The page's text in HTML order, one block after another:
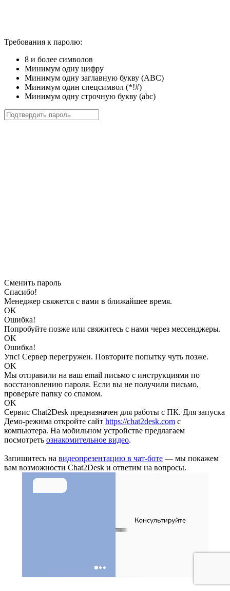
Требования к паролю:
8 и более символов
Минимум одну цифру
Минимум одну заглавную букву (ABC)
Минимум один спецсимвол (*!#)
Минимум одну строчную букву (abc)
Сменить пароль
Спасибо!
Менеджер свяжется с вами в ближайшее время.
OK
Ошибка!
Попробуйте позже или свяжитесь с нами через мессенджеры.
OK
Ошибка!
Упс! Сервер перегружен. Повторите попытку чуть позже.
OK
Мы отправили на ваш email письмо с инструкциями по
восстановлению пароля. Если вы не получили письмо,
проверьте папку со спамом.
OK
Сервис Chat2Desk предназначен для работы с ПК. Для запуска
Демо-режима откройте сайт https://chat2desk.com с
компьютера. На мобильном устройстве предлагаем
посмотреть ознакомительное видео.
Запишитесь на видеопрезентацию в чат-боте — мы покажем
вам возможности Chat2Desk и ответим на вопросы.